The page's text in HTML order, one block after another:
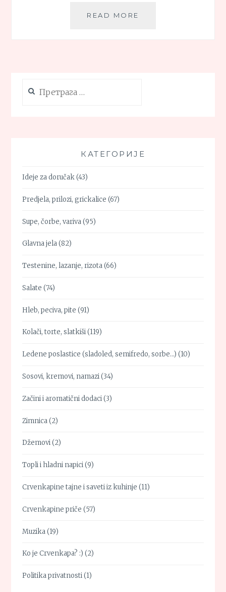
READ MORE
за:
КАТЕГОРИЈЕ
Ideje za doručak(43)
Predjela, prilozi, grickalice (67)
Supe, čorbe, variva(95)
Glavna jela(82)
Testenine, lazanje, rizota(66)
Salate (74)
Hleb, peciva, pite (91)
Kolači, torte, slatkiši(119)
Ledene poslastice (sladoled, semifredo, sorbe…) (10)
Sosovi, kremovi, namazi(34)
Začini i aromatični dodaci(3)
Zimnica(2)
Džemovi(2)
Topli i hladni napici(9)
Crvenkapine tajne i saveti iz kuhinje (11)
Crvenkapine priče (57)
Muzika(19)
Ko je Crvenkapa? :) (2)
Politika privatnosti(1)